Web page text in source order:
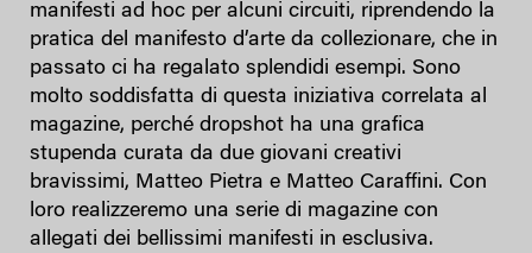
manifesti ad hoc per alcuni circuiti, riprendendo la
pratica del manifesto d’arte da collezionare, che in
passato ci ha regalato splendidi esempi. Sono
molto soddisfatta di questa iniziativa correlata al
magazine, perché dropshot ha una grafica
stupenda curata da due giovani creativi
bravissimi, Matteo Pietra e Matteo Caraffini. Con
loro realizzeremo una serie di magazine con
allegati dei bellissimi manifesti in esclusiva.